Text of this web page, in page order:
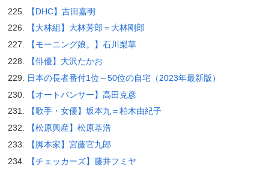
【DHC】吉田嘉明
【大林組】大林芳郎＝大林剛郎
【モーニング娘。】石川梨華
【俳優】大沢たかお
日本の長者番付1位～50位の自宅（2023年最新版）
【オートパンサー】高田克彦
【歌手・女優】坂本九＝柏木由紀子
【松原興産】松原基浩
【脚本家】宮藤官九郎
【チェッカーズ】藤井フミヤ